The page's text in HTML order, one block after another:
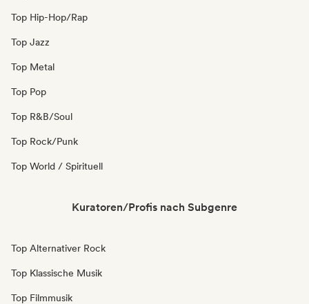
Top Hip-Hop/Rap
Top Jazz
Top Metal
Top Pop
Top R&B/Soul
Top Rock/Punk
Top World / Spirituell
Kuratoren/Profis nach Subgenre
Top Alternativer Rock
Top Klassische Musik
Top Filmmusik